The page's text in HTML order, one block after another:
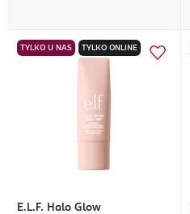
TYLKO U NAS TYLKO ONLINE
E.L.F. Halo Glow